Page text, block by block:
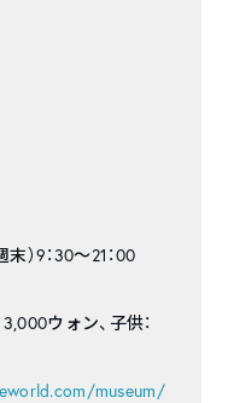
末）9：30～21：00
3,000ウォン、子供：
museum/